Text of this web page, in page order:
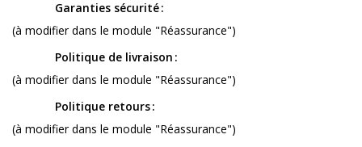
Garanties sécurité
(à modifier dans le module "Réassurance")
Politique de livraison
(à modifier dans le module "Réassurance")
Politique retours
(à modifier dans le module "Réassurance")